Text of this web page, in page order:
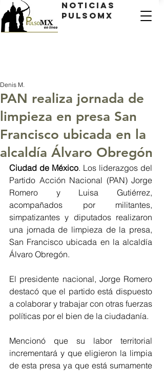
Noticias
PulsoMX
PAN realiza jornada de
limpieza en presa San
Francisco ubicada en la
alcaldía Álvaro Obregón
Denis M.
Ciudad de México. Los liderazgos del
Partido Acción Nacional (PAN) Jorge
Romero y Luisa Gutiérrez,
acompañados por militantes,
simpatizantes y diputados realizaron
una jornada de limpieza de la presa,
San Francisco ubicada en la alcaldía
Álvaro Obregón.
El presidente nacional, Jorge Romero
destacó que el partido está dispuesto
a colaborar y trabajar con otras fuerzas
políticas por el bien de la ciudadanía.
Mencionó que su labor territorial
incrementará y que eligieron la limpia
de esta presa ya que está sumamente